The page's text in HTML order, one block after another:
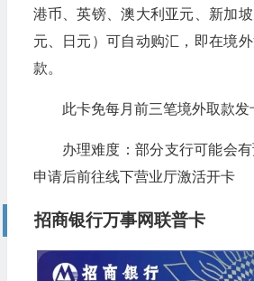
港币、英镑、澳大利亚元、新加
元、日元）可自动购汇，即在境
款。
此卡免每月前三笔境外取款发
办理难度：部分支行可能会
申请后前往线下营业厅激活开卡
招商银行万事网联普卡